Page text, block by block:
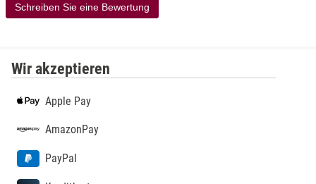
Schreiben Sie eine Bewertung
Wir akzeptieren
Apple Pay
AmazonPay
PayPal